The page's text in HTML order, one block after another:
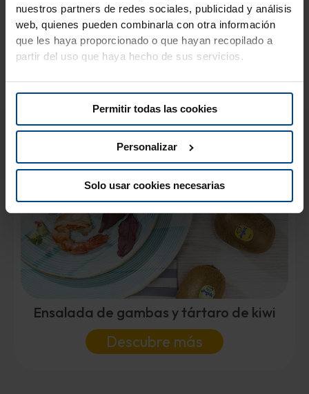
nuestros partners de redes sociales, publicidad y análisis
web, quienes pueden combinarla con otra información
que les haya proporcionado o que hayan recopilado a
partir del uso que haya hecho de sus servicios.
Permitir todas las cookies
Personalizar
Solo usar cookies necesarias
gusto con rodajas de kiwi y mandarina, racimos de grosellas
rojas y arándanos. Completar con unas hojitas de menta
fresca.
También te podría
interesar...
Ensalada de gambas y tártaro de kiwi
Descubre más